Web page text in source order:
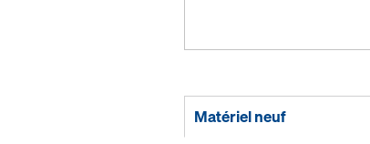
Matériel neuf